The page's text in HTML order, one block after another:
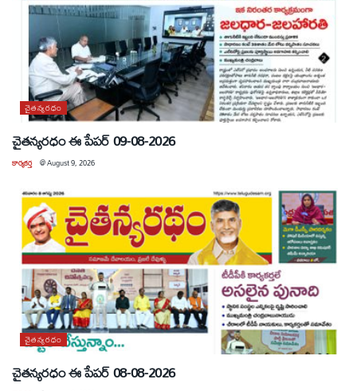
చైతన్యరధం
చైతన్యరధం ఈ పేపర్ 09-08-2026
కార్యకర్త @August 9, 2026
చైతన్యరధం
చైతన్యరధం ఈ పేపర్ 08-08-2026